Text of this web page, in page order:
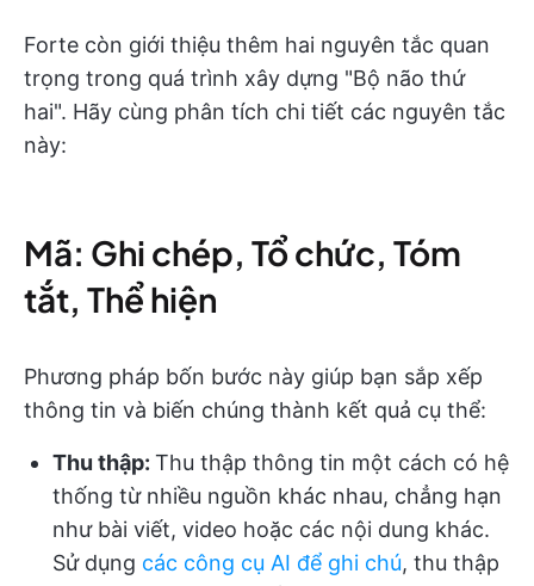
Forte còn giới thiệu thêm hai nguyên tắc quan
trọng trong quá trình xây dựng "Bộ não thứ
hai". Hãy cùng phân tích chi tiết các nguyên tắc
này:
Mã: Ghi chép, Tổ chức, Tóm
tắt, Thể hiện
Phương pháp bốn bước này giúp bạn sắp xếp
thông tin và biến chúng thành kết quả cụ thể:
Thu thập: Thu thập thông tin một cách có hệ
thống từ nhiều nguồn khác nhau, chẳng hạn
như bài viết, video hoặc các nội dung khác.
Sử dụng các công cụ AI để ghi chú, thu thập